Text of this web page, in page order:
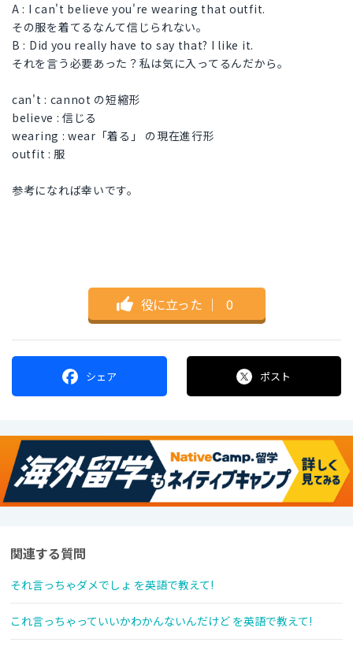
A : I can't believe you're wearing that outfit.
その服を着てるなんて信じられない。
B : Did you really have to say that? I like it.
それを言う必要あった？私は気に入ってるんだから。
can't : cannot の短縮形
believe : 信じる
wearing : wear「着る」 の現在進行形
outfit : 服
参考になれば幸いです。
役に立った ｜ 0
シェア ポスト
関連する質問
それ言っちゃダメでしょ を英語で教えて!
これ言っちゃっていいかわかんないんだけど を英語で教えて!